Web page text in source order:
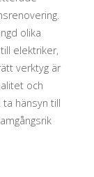
olika
elektriker,
verktyg är
och
hänsyn till